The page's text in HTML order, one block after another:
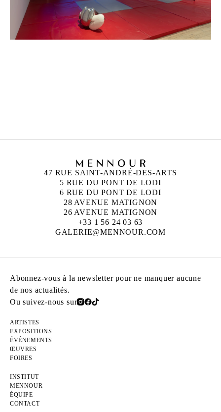
47 RUE SAINT-ANDRÉ-DES-ARTS
5 RUE DU PONT DE LODI
6 RUE DU PONT DE LODI
28 AVENUE MATIGNON
26 AVENUE MATIGNON
+33 1 56 24 03 63
GALERIE@MENNOUR.COM
Abonnez-vous à la newsletter pour ne manquer aucune
de nos actualités.
Ou suivez-nous sur
ARTISTES
EXPOSITIONS
ÉVÉNEMENTS
ŒUVRES
FOIRES
INSTITUT
MENNOUR
ÉQUIPE
CONTACT